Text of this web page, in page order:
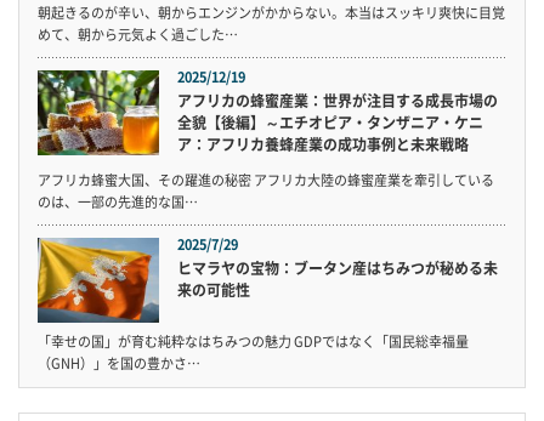
朝起きるのが辛い、朝からエンジンがかからない。本当はスッキリ爽快に目覚
めて、朝から元気よく過ごした…
2025/12/19
アフリカの蜂蜜産業：世界が注目する成長市場の
全貌【後編】～エチオピア・タンザニア・ケニ
ア：アフリカ養蜂産業の成功事例と未来戦略
アフリカ蜂蜜大国、その躍進の秘密 アフリカ大陸の蜂蜜産業を牽引している
のは、一部の先進的な国…
2025/7/29
ヒマラヤの宝物：ブータン産はちみつが秘める未
来の可能性
「幸せの国」が育む純粋なはちみつの魅力 GDPではなく「国民総幸福量
（GNH）」を国の豊かさ…